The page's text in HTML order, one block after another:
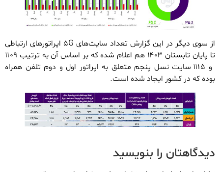
از سوی دیگر در این گزارش تعداد سایت‌های ۵G اپراتورهای ارتباطی
تا پایان تابستان ۱۴۰۳ هم اعلام شده که بر اساس آن به ترتیب ۱۱۰۹
و ۱۱۱۵ سایت نسل پنجم متعلق به اپراتور اول و دوم تلفن همراه
بوده که در کشور ایجاد شده است.
دیدگاهتان را بنویسید